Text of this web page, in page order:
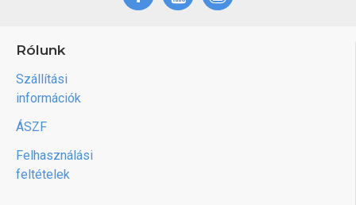
Rólunk
Szállítási
információk
ÁSZF
Felhasználási
feltételek